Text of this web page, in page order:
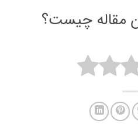
مقاله چیست؟